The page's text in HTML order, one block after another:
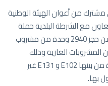
من أعوان الهيئة الوطنية
مع الشرطة البلدية حملة
مراقبة بسوق ليبيا، وأسفرت العملية عن حجز 2940 وحدة من مشروب
و312 قارورة من المشروبات الغازية وذلك
لاحتوائها على ملونات غذائية محظورة من بينها E102 و E131 غير
بها.